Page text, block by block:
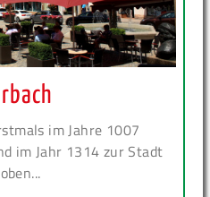
im Jahre 1007
im Jahr 1314 zur Stadt